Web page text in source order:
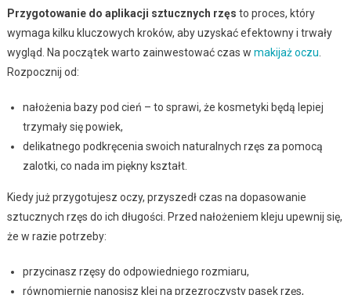
Przygotowanie do aplikacji sztucznych rzęs to proces, który
wymaga kilku kluczowych kroków, aby uzyskać efektowny i trwały
wygląd. Na początek warto zainwestować czas w makijaż oczu
Rozpocznij od:
nałożenia bazy pod cień – to sprawi, że kosmetyki będą lepiej
trzymały się powiek,
delikatnego podkręcenia swoich naturalnych rzęs za pomocą
zalotki, co nada im piękny kształt.
Kiedy już przygotujesz oczy, przyszedł czas na dopasowanie
sztucznych rzęs do ich długości. Przed nałożeniem kleju upewnij się,
że w razie potrzeby:
przycinasz rzęsy do odpowiedniego rozmiaru,
równomiernie nanosisz klej na przezroczysty pasek rzęs,